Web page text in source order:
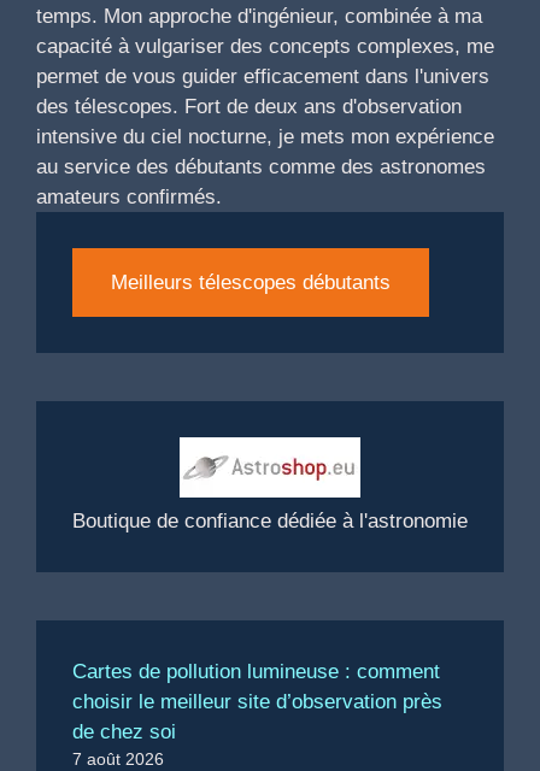
temps. Mon approche d'ingénieur, combinée à ma
capacité à vulgariser des concepts complexes, me
permet de vous guider efficacement dans l'univers
des télescopes. Fort de deux ans d'observation
intensive du ciel nocturne, je mets mon expérience
au service des débutants comme des astronomes
amateurs confirmés.
Meilleurs télescopes débutants
Boutique de confiance dédiée à l'astronomie
Cartes de pollution lumineuse : comment
choisir le meilleur site d’observation près
de chez soi
7 août 2026